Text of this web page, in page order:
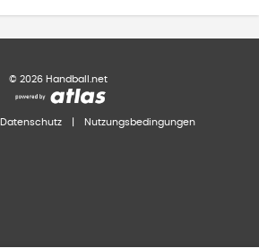
© 2026 Handball.net
Datenschutz Nutzungsbedingungen